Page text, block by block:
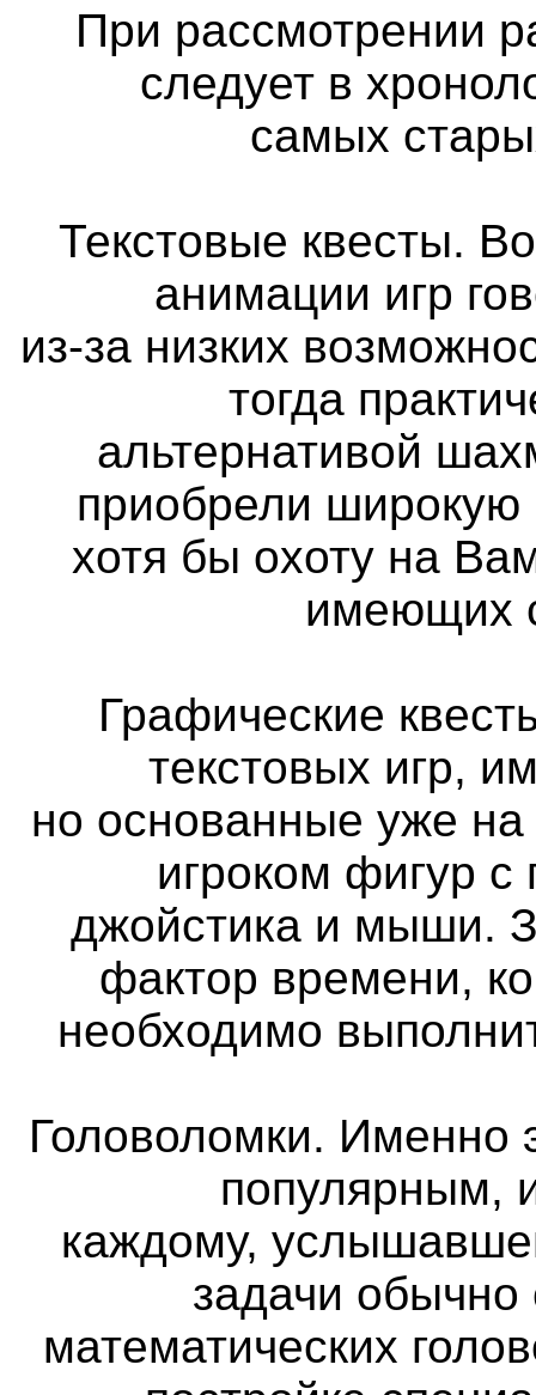
При рассмотрении
следует в
самых
Текстовые квесты.
анимации игр
из-за низких
тогда
альтернативой
приобрели широкую
хотя бы охоту на
имеющих
Графические
текстовых игр,
но основанные уже
игроком фигур
джойстика и мыши.
фактор времени,
необходимо
Головоломки. Именно
популярным,
каждому,
задачи
математических